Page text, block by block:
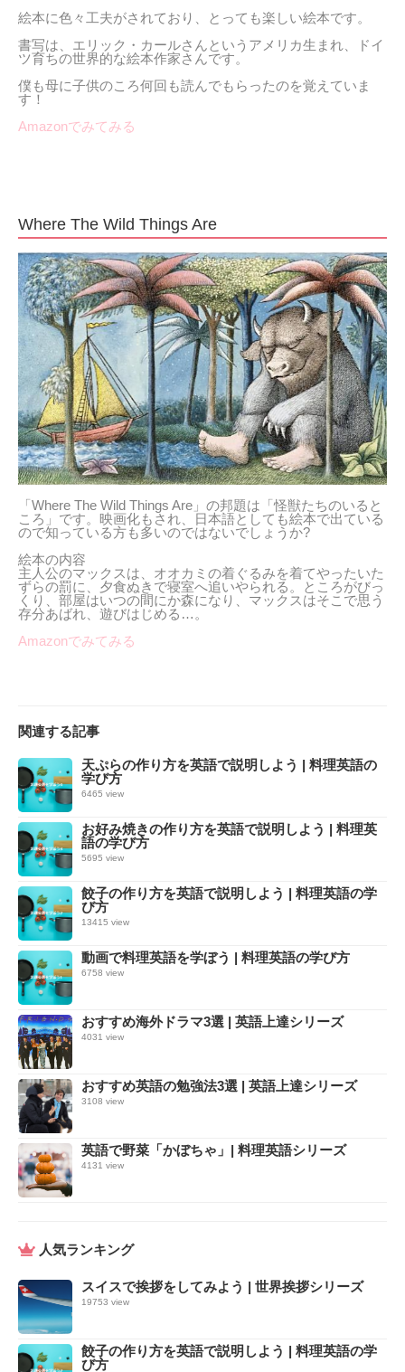
絵本に色々工夫がされており、とっても楽しい絵本です。
書写は、エリック・カールさんというアメリカ生まれ、ドイ
ツ育ちの世界的な絵本作家さんです。
僕も母に子供のころ何回も読んでもらったのを覚えていま
す！
Amazonでみてみる
Where The Wild Things Are
「Where The Wild Things Are」の邦題は「怪獣たちのいると
ころ」です。映画化もされ、日本語としても絵本で出ている
ので知っている方も多いのではないでしょうか?
絵本の内容
主人公のマックスは、オオカミの着ぐるみを着てやったいた
ずらの罰に、夕食ぬきで寝室へ追いやられる。ところがびっ
くり、部屋はいつの間にか森になり、マックスはそこで思う
存分あばれ、遊びはじめる…。
Amazonでみてみる
関連する記事
天ぷらの作り方を英語で説明しよう | 料理英語の
学び方
6465 view
お好み焼きの作り方を英語で説明しよう | 料理英
語の学び方
5695 view
餃子の作り方を英語で説明しよう | 料理英語の学
び方
13415 view
動画で料理英語を学ぼう | 料理英語の学び方
6758 view
おすすめ海外ドラマ3選 | 英語上達シリーズ
4031 view
おすすめ英語の勉強法3選 | 英語上達シリーズ
3108 view
英語で野菜「かぼちゃ」| 料理英語シリーズ
4131 view
人気ランキング
スイスで挨拶をしてみよう | 世界挨拶シリーズ
19753 view
餃子の作り方を英語で説明しよう | 料理英語の学
び方